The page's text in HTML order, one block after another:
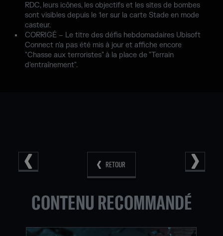
RETOUR
RDC, leurs icônes, les objectifs et les sites de bombes
sont visibles depuis le 1er sur la carte Stade en mode
casteur.
CORRIGÉ – Le titre des défis hebdomadaires Ubisoft
Connect n'a pas été mis à jour et affiche encore
"Chasse aux terroristes" à la place de "Terrain
d'entraînement".
CONTENU RECOMMANDÉ